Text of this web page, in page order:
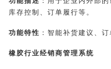
库存控制、订单履行等。
功能特性 ：智能补货建议、
橡胶行业经销商管理系统